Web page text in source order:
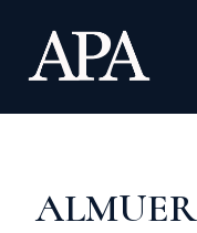
contenido